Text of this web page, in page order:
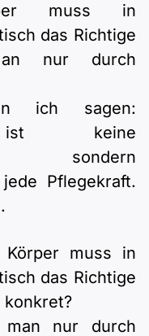
muss in
das Richtige
nur durch
ich sagen:
ist keine
sondern
Pflegekraft.
muss in
das Richtige
nur durch